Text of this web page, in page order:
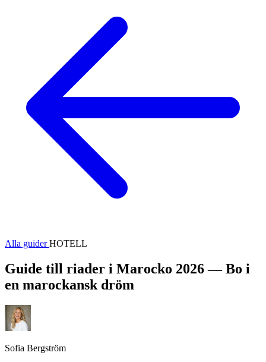
Alla guiderHOTELL
Guide till riader i Marocko 2026 — Bo i
en marockansk dröm
Sofia Bergström